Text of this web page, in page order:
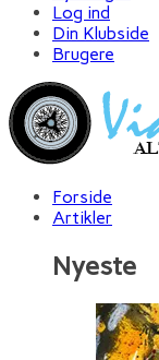
Log ind
Din Klubside
Brugere
Forside
Artikler
Nyeste